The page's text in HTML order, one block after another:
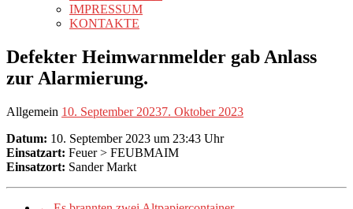
IMPRESSUM
KONTAKTE
Defekter Heimwarnmelder gab Anlass
zur Alarmierung.
Allgemein 10. September 20237. Oktober 2023
Datum: 10. September 2023 um 23:43 Uhr
Einsatzart: Feuer > FEUBMAIM
Einsatzort: Sander Markt